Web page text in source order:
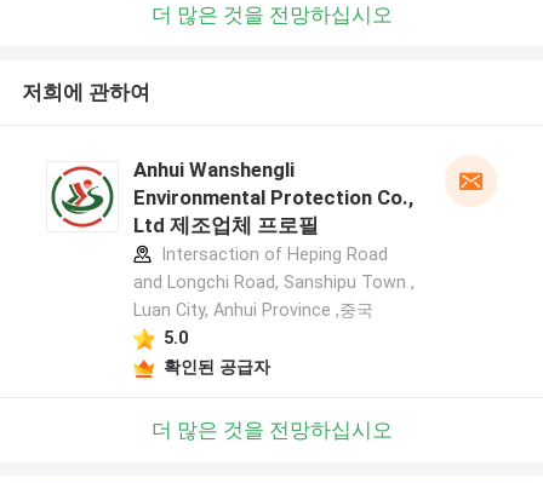
더 많은 것을 전망하십시오
저희에 관하여
Anhui Wanshengli
Environmental Protection Co.,
Ltd 제조업체 프로필
Intersaction of Heping Road
and Longchi Road, Sanshipu Town ,
Luan City, Anhui Province ,중국
5.0
확인된 공급자
더 많은 것을 전망하십시오